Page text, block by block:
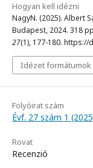
Hogyan kell idézni
NagyN. (2025). Albert
Budapest, 2024. 318
27(1), 177-180.
Idézet formátumok
Folyóirat szám
Évf. 27 szám 1
Rovat
Recenzió